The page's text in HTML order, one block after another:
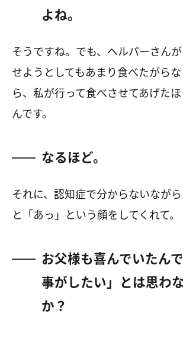
よね。
そうですね。でも、ヘルパーさん
せようとしてもあまり食べたがら
ら、私が行って食べさせてあげた
んです。
なるほど。
それに、認知症で分からないなが
と「あっ」という顔をしてくれて。
お父様も喜んでいたん
事がしたい」とは思わ
か？